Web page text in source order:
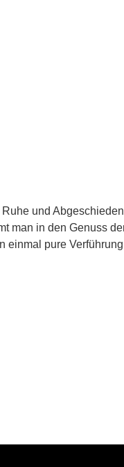
und
man in den Genuss
einmal pure